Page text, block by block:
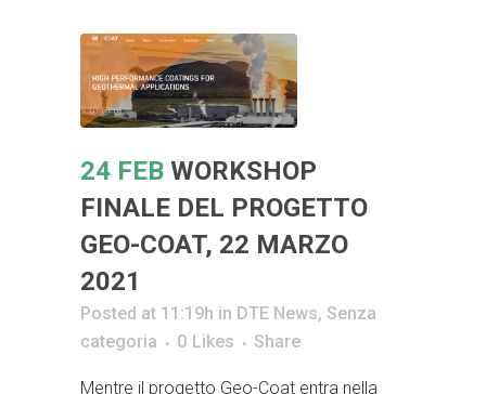
24 FEB WORKSHOP
FINALE DEL PROGETTO
GEO-COAT, 22 MARZO
2021
Posted at 11:19h in DTE News, Senza
categoria
0 Likes Share
Mentre il progetto Geo-Coat entra nella